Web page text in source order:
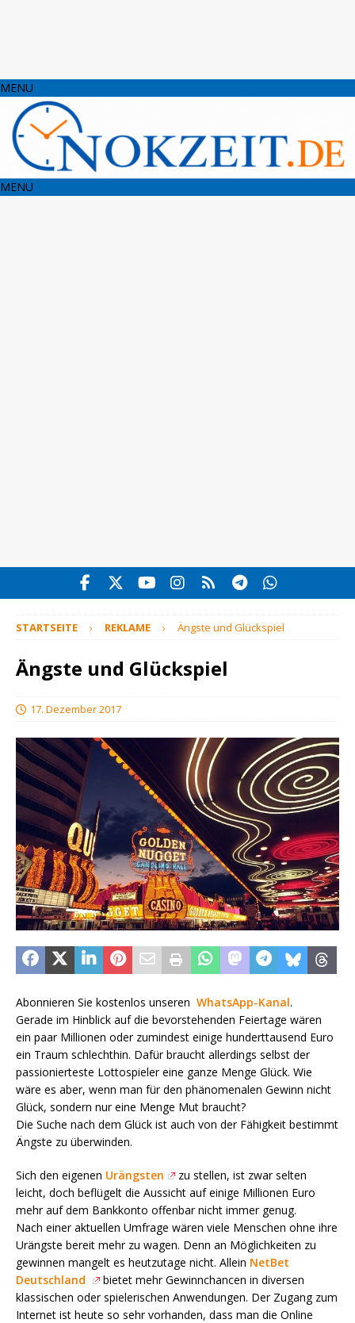
MENU
MENU
STARTSEITE REKLAME Ängste und Glückspiel
Ängste und Glückspiel
17. Dezember 2017
Abonnieren Sie kostenlos unseren WhatsApp-Kanal.
Gerade im Hinblick auf die bevorstehenden Feiertage wären
ein paar Millionen oder zumindest einige hunderttausend Euro
ein Traum schlechthin. Dafür braucht allerdings selbst der
passionierteste Lottospieler eine ganze Menge Glück. Wie
wäre es aber, wenn man für den phänomenalen Gewinn nicht
Glück, sondern nur eine Menge Mut braucht?
Die Suche nach dem Glück ist auch von der Fähigkeit bestimmt
Ängste zu überwinden.
Sich den eigenen Urängsten
zu stellen, ist zwar selten
leicht, doch beflügelt die Aussicht auf einige Millionen Euro
mehr auf dem Bankkonto offenbar nicht immer genug.
Nach einer aktuellen Umfrage wären viele Menschen ohne ihre
Urängste bereit mehr zu wagen. Denn an Möglichkeiten zu
gewinnen mangelt es heutzutage nicht. Allein NetBet
Deutschland
bietet mehr Gewinnchancen in diversen
klassischen oder spielerischen Anwendungen. Der Zugang zum
Internet ist heute so sehr vorhanden, dass man die Online